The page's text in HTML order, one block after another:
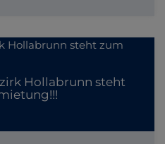
Hollabrunn steht